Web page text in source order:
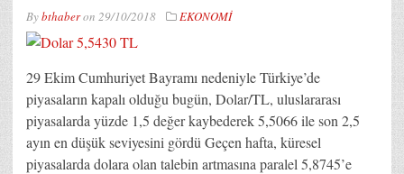
Bybthaberon 29/10/2018 EKONOMİ
29 Ekim Cumhuriyet Bayramı nedeniyle Türkiye’de
piyasaların kapalı olduğu bugün, Dolar/TL, uluslararası
piyasalarda yüzde 1,5 değer kaybederek 5,5066 ile son 2,5
ayın en düşük seviyesini gördü Geçen hafta, küresel
piyasalarda dolara olan talebin artmasına paralel 5,8745’e